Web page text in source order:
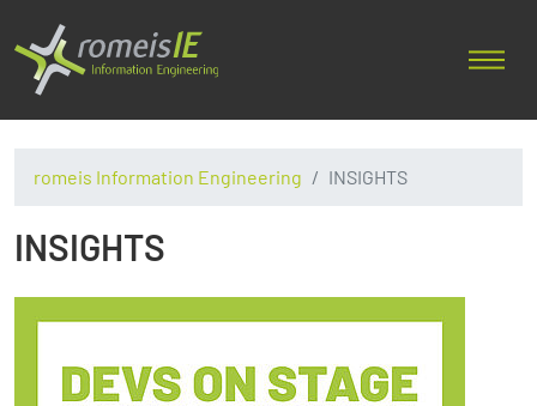
romeis Information Engineering INSIGHTS
INSIGHTS